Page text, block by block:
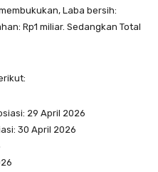
Laba bersih:
Rp1 miliar. Sedangkan Total
29 April 2026
30 April 2026